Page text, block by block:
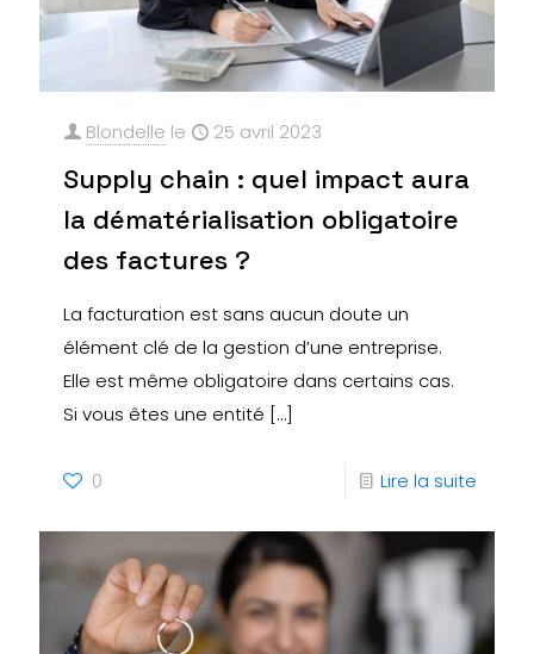
Blondelle le 25 avril 2023
Supply chain : quel impact aura
la dématérialisation obligatoire
des factures ?
La facturation est sans aucun doute un
élément clé de la gestion d’une entreprise.
Elle est même obligatoire dans certains cas.
Si vous êtes une entité […]
0 Lire la suite